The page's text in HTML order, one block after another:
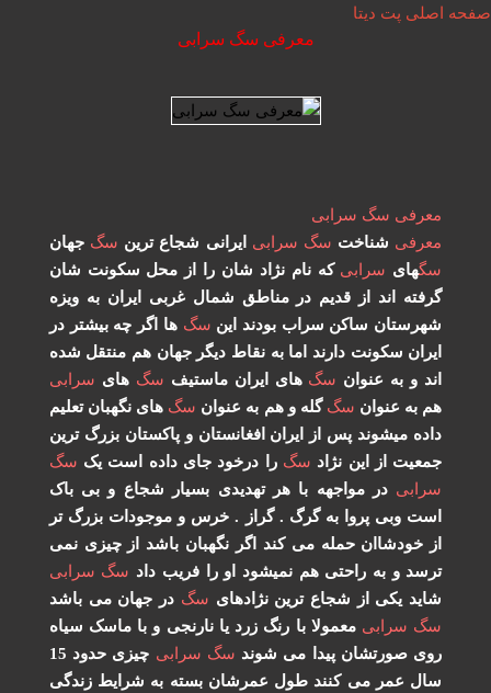
پت دیتا
معرفی سگ سرابی
سگ سرابی
شناخت سگ سرابی ایرانی شجاع ترینسگجهان
سرابیکه نام نژاد شان را از محل سکونت شان
اند از قدیم در مناطق شمال غربی ایران به ویزه
ساکن سراب بودند اینسگ ها اگر چه بیشتر در
سکونت دارند اما به نقاط دیگر جهان هم منتقل شده
و به عنوانسگهای ایران ماستیفسگهایسرابی
به عنوانسگگله و هم به عنوانسگهای نگهبان تعلیم
میشوند پس از ایران افغانستان و پاکستان بزرگ ترین
از این نژاد
سگرا درخود جای داده است یکسگ
در مواجهه با هر تهدیدی بسیار شجاع و بی باک
وبی پروا به گرگ . گراز . خرس و موجودات بزرگ تر
خودشاان حمله می کند اگر نگهبان باشد از چیزی نمی
و به راحتی هم نمیشود او را فریب دادسگ سرابی
یکی از شجاع ترین نژادهایسگدر جهان می باشد
سرابی معمولا با رنگ زرد یا نارنجی و با ماسک سیاه
صورتشان پیدا می شوندسگ سرابی
چیزی حدود 15
عمر می کنند طول عمرشان بسته به شرایط زندگی